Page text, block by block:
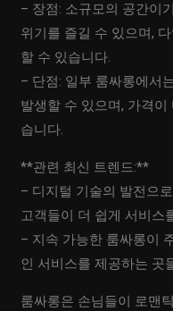
– 장점: 소규모의 공간이
위기를 즐길 수 있으며,
할 수 있습니다.
– 단점: 일부 룸싸롱에서
발생할 수 있으며, 가격
습니다.
**관련 최신 트렌드:**
– 디지털 기술의 발전으
고객들이 더 쉽게 서비스
– 지속 가능한 룸싸롱이
인 서비스를 제공하는 곳
룸싸롱은 손님들이 로맨